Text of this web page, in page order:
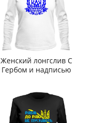
Женский лонгслив С
Гербом и надписью